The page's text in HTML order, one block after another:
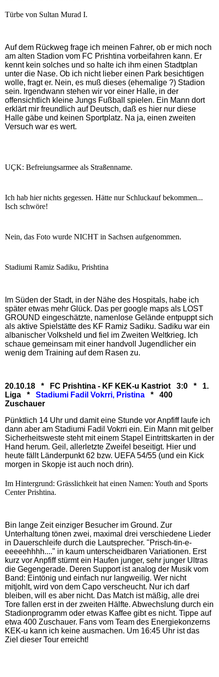
Türbe von Sultan Murad I.
Auf dem Rückweg frage ich meinen Fahrer, ob er mich noch
am alten Stadion vom FC Prishtina vorbeifahren kann. Er
kennt kein solches und so halte ich ihm einen Stadtplan
unter die Nase. Ob ich nicht lieber einen Park besichtigen
wolle, fragt er. Nein, es muß dieses (ehemalige ?) Stadion
sein. Irgendwann stehen wir vor einer Halle, in der
offensichtlich kleine Jungs Fußball spielen. Ein Mann dort
erklärt mir freundlich auf Deutsch, daß es hier nur diese
Halle gäbe und keinen Sportplatz. Na ja, einen zweiten
Versuch war es wert.
UÇK: Befreiungsarmee als Straßenname.
Ich hab hier nichts gegessen. Hätte nur Schluckauf bekommen...
Isch schwöre!
Nein, das Foto wurde NICHT in Sachsen aufgenommen.
Stadiumi Ramiz Sadiku, Prishtina
Im Süden der Stadt, in der Nähe des Hospitals, habe ich
später etwas mehr Glück. Das per google maps als LOST
GROUND eingeschätzte, namenlose Gelände entpuppt sich
als aktive Spielstätte des KF Ramiz Sadiku. Sadiku war ein
albanischer Volksheld und fiel im Zweiten Weltkrieg. Ich
schaue gemeinsam mit einer handvoll Jugendlicher ein
wenig dem Training auf dem Rasen zu.
20.10.18 * FC Prishtina - KF KEK-u Kastriot 3:0 * 1.
Liga * Stadiumi Fadil Vokrri, Pristina * 400
Zuschauer
Pünktlich 14 Uhr und damit eine Stunde vor Anpfiff laufe ich
dann aber am Stadiumi Fadil Vokrri ein. Ein Mann mit gelber
Sicherheitsweste steht mit einem Stapel Eintrittskarten in der
Hand herum. Geil, allerletzte Zweifel beseitigt. Hier und
heute fällt Länderpunkt 62 bzw. UEFA 54/55 (und ein Kick
morgen in Skopje ist auch noch drin).
Im Hintergrund: Grässlichkeit hat einen Namen: Youth and Sports
Center Prishtina.
Bin lange Zeit einziger Besucher im Ground. Zur
Unterhaltung tönen zwei, maximal drei verschiedene Lieder
in Dauerschleife durch die Lautsprecher. "Prisch-tin-e-
eeeeehhhh...." in kaum unterscheidbaren Variationen. Erst
kurz vor Anpfiff stürmt ein Haufen junger, sehr junger Ultras
die Gegengerade. Deren Support ist analog der Musik vom
Band: Eintönig und einfach nur langweilig. Wer nicht
mitjohlt, wird von dem Capo verscheucht. Nur ich darf
bleiben, will es aber nicht. Das Match ist mäßig, alle drei
Tore fallen erst in der zweiten Hälfte. Abwechslung durch ein
Stadionprogramm oder etwas Kaffee gibt es nicht. Tippe auf
etwa 400 Zuschauer. Fans vom Team des Energiekonzerns
KEK-u kann ich keine ausmachen. Um 16:45 Uhr ist das
Ziel dieser Tour erreicht!